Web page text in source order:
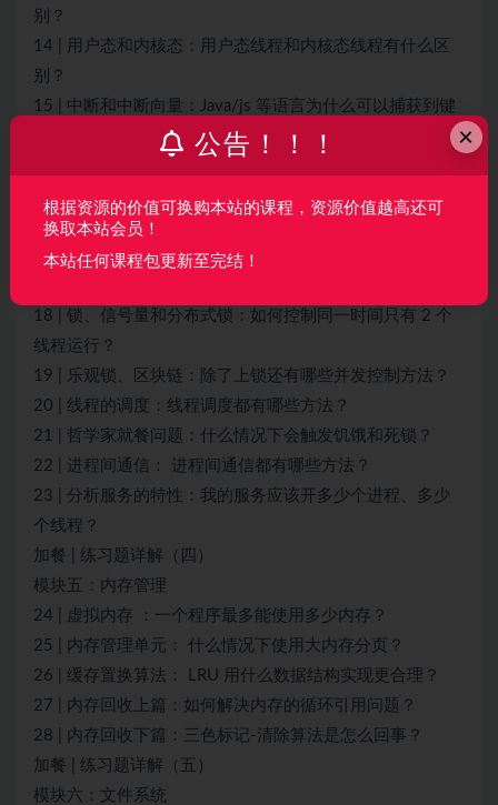
别？
14 | 用户态和内核态：用户态线程和内核态线程有什么区
别？
15 | 中断和中断向量：Java/js 等语言为什么可以捕获到键
漏洞排名第一还这么多人用？
加餐 | 练习题详解（三）
模块四： 进程和线程
18 | 锁、信号量和分布式锁：如何控制同一时间只有 2 个
线程运行？
19 | 乐观锁、区块链：除了上锁还有哪些并发控制方法？
20 | 线程的调度：线程调度都有哪些方法？
21 | 哲学家就餐问题：什么情况下会触发饥饿和死锁？
22 | 进程间通信： 进程间通信都有哪些方法？
23 | 分析服务的特性：我的服务应该开多少个进程、多少
个线程？
加餐 | 练习题详解（四）
模块五：内存管理
24 | 虚拟内存 ：一个程序最多能使用多少内存？
25 | 内存管理单元： 什么情况下使用大内存分页？
26 | 缓存置换算法： LRU 用什么数据结构实现更合理？
27 | 内存回收上篇：如何解决内存的循环引用问题？
28 | 内存回收下篇：三色标记-清除算法是怎么回事？
加餐 | 练习题详解（五）
模块六：文件系统
×
公告！！！
根据资源的价值可换购本站的课程，资源价值越高还可
换取本站会员！
本站任何课程包更新至完结！